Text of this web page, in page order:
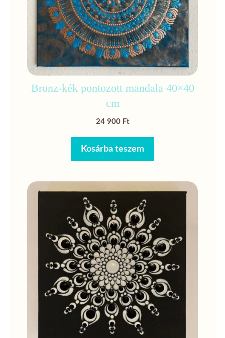
Bronz-kék pontozott mandala 40×40
cm
24 900 Ft
Kosárba teszem